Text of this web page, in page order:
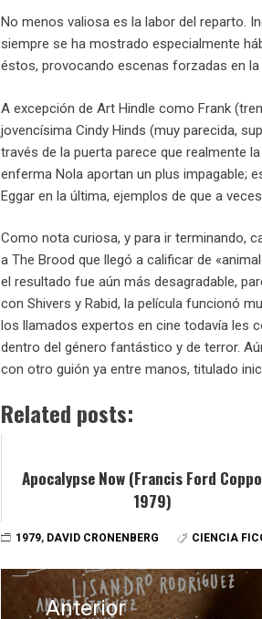
No menos valiosa es la labor del reparto.
siempre se ha mostrado especialmente
éstos, provocando escenas forzadas en
A excepción de Art Hindle como Frank
jovencísima Cindy Hinds (muy parecida,
través de la puerta parece que realmente
enferma Nola aportan un plus impagable;
Eggar en la última, ejemplos de que a
Como nota curiosa, y para ir terminando,
a The Brood que llegó a calificar de
el resultado fue aún más desagradable,
con Shivers y Rabid, la película funcionó
los llamados expertos en cine todavía les
dentro del género fantástico y de terror.
con otro guión ya entre manos, titulado
Related posts:
Apocalypse Now (Francis Ford
1979)
1979, DAVID CRONENBERG CIENCIA
Navegación
Anterior